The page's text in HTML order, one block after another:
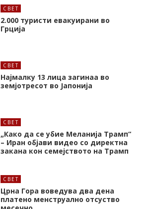
СВЕТ
2.000 туристи евакуирани во
Грција
СВЕТ
Најмалку 13 лица загинаа во
земјотресот во Јапонија
СВЕТ
„Како да се убие Меланија Трамп“
– Иран објави видео со директна
закана кон семејството на Трамп
СВЕТ
Црна Гора воведува два дена
платено менструално отсуство